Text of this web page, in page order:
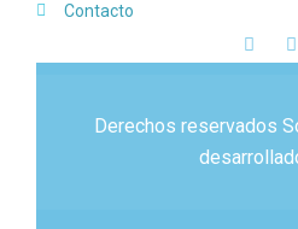
Contacto
Derechos reservados